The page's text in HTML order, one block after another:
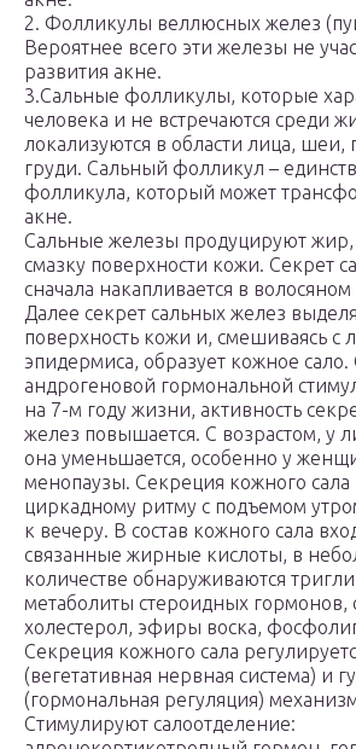
2. Фолликулы веллюсных желез
Вероятнее всего эти железы не
развития акне.
3.Сальные фолликулы, которые
человека и не встречаются среди
локализуются в области лица, шеи,
груди. Сальный фолликул –
фолликула, который может
акне.
Сальные железы продуцируют жир,
смазку поверхности кожи. Секрет
сначала накапливается в
Далее секрет сальных желез
поверхность кожи и, смешиваясь с
эпидермиса, образует кожное сало.
андрогеновой гормональной
на 7-м году жизни, активность
желез повышается. С возрастом, у
она уменьшается, особенно у
менопаузы. Секреция кожного сала
циркадному ритму с подъемом
к вечеру. В состав кожного сала
связанные жирные кислоты, в
количестве обнаруживаются
метаболиты стероидных гормонов,
холестерол, эфиры воска,
Секреция кожного сала
(вегетативная нервная система) и
(гормональная регуляция)
Стимулируют салоотделение: